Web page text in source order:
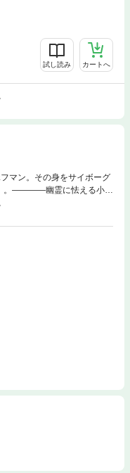
試し読み カートへ
マン。その身をサイボーグ
。――――幽霊に怯える小説
、かつて倒した敵スパイの
イースト・ブロックのス
層意識を検査される。明ら
) 全7編、収録。